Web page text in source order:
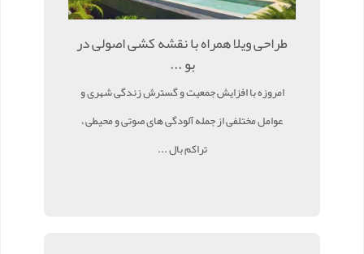
طراحی ویلا همراه با نقشه کشی اصولی در
بو ...
امروزه با افزایش جمعیت و گسترش زندگی شهری و
عوامل مختلفی از جمله آلودگی های صوتی و محیطی ،
تراکم بال ...